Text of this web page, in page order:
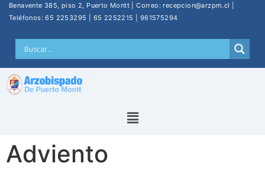
Benavente 385, piso 2, Puerto Montt | Correo: recepcion@arzpm.cl |
Teléfonos: 65 2253295 | 65 2252215 | 961575294
Adviento